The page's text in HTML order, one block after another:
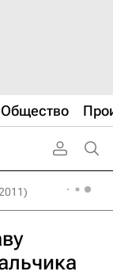
Общество